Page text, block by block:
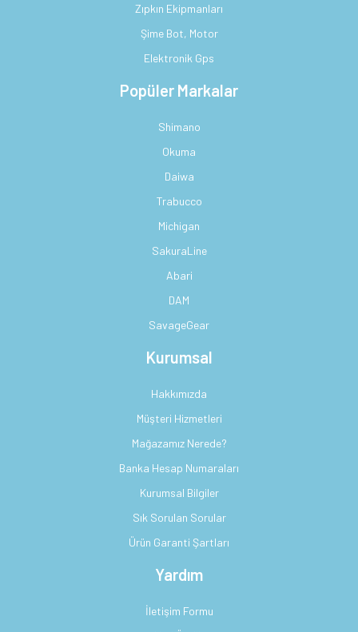
Zıpkın Ekipmanları
Şime Bot, Motor
Elektronik Gps
Popüler Markalar
Shimano
Okuma
Daiwa
Trabucco
Michigan
SakuraLine
Abari
DAM
SavageGear
Kurumsal
Hakkımızda
Müşteri Hizmetleri
Mağazamız Nerede?
Banka Hesap Numaraları
Kurumsal Bilgiler
Sık Sorulan Sorular
Ürün Garanti Şartları
Yardım
İletişim Formu